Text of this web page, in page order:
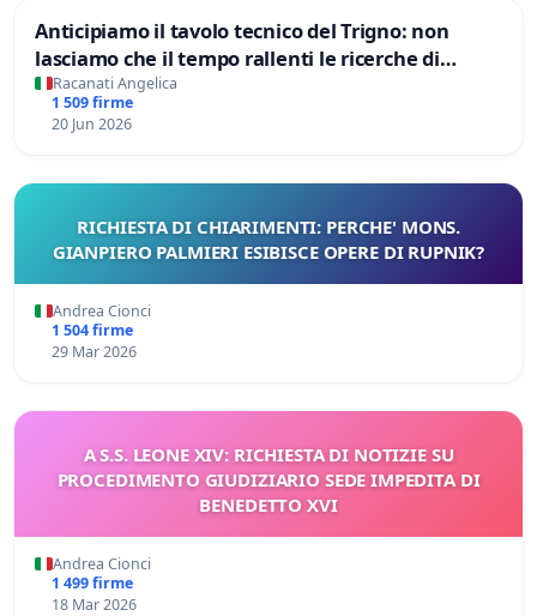
Anticipiamo il tavolo tecnico del Trigno: non
lasciamo che il tempo rallenti le ricerche di
Domenico Racanati
Racanati Angelica
1 509 firme
20 Jun 2026
RICHIESTA DI CHIARIMENTI: PERCHE' MONS.
GIANPIERO PALMIERI ESIBISCE OPERE DI RUPNIK?
Andrea Cionci
1 504 firme
29 Mar 2026
A S.S. LEONE XIV: RICHIESTA DI NOTIZIE SU
PROCEDIMENTO GIUDIZIARIO SEDE IMPEDITA DI
BENEDETTO XVI
Andrea Cionci
1 499 firme
18 Mar 2026